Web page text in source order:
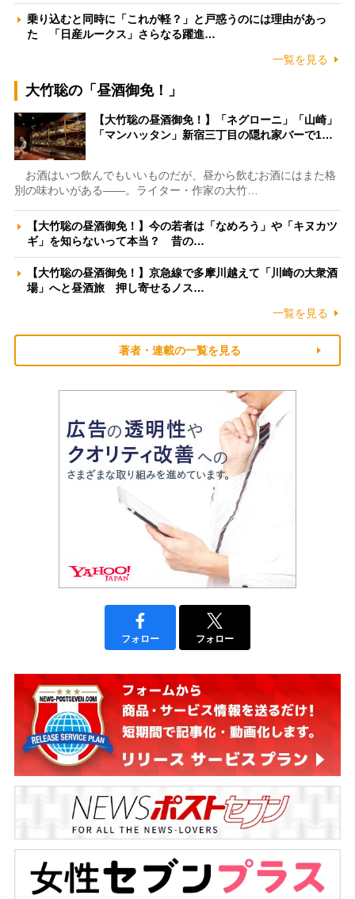
乗り込むと同時に「これが軽？」と戸惑うのには理由があっ
た 「日産ルークス」さらなる躍進…
一覧を見る
大竹聡の「昼酒御免！」
【大竹聡の昼酒御免！】「ネグローニ」「山崎」
「マンハッタン」新宿三丁目の隠れ家バーで1…
お酒はいつ飲んでもいいものだが、昼から飲むお酒にはまた格
別の味わいがある――。ライター・作家の大竹…
【大竹聡の昼酒御免！】今の若者は「なめろう」や「キヌカツ
ギ」を知らないって本当？ 昔の…
【大竹聡の昼酒御免！】京急線で多摩川越えて「川崎の大衆酒
場」へと昼酒旅 押し寄せるノス…
一覧を見る
著者・連載の一覧を見る
フォロー フォロー